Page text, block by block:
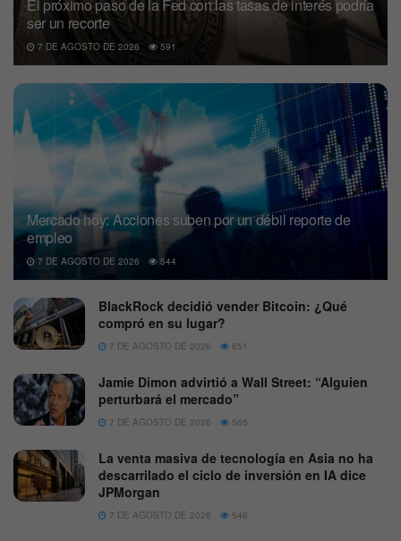
El próximo paso de la Fed con las tasas de interés podría
ser un recorte
7 DE AGOSTO DE 2026 591
Mercado hoy: Acciones suben por un débil reporte de
empleo
7 DE AGOSTO DE 2026 544
BlackRock decidió vender Bitcoin: ¿Qué
compró en su lugar?
7 DE AGOSTO DE 2026 651
Jamie Dimon advirtió a Wall Street: “Alguien
perturbará el mercado”
7 DE AGOSTO DE 2026 565
La venta masiva de tecnología en Asia no ha
descarrilado el ciclo de inversión en IA dice
JPMorgan
7 DE AGOSTO DE 2026 546